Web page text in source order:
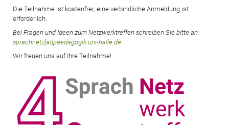
Die Teilnahme ist kostenfrei; eine verbindliche Anmeldung ist
erforderlich.
Bei Fragen und Ideen zum Netzwerktreffen schreiben Sie bitte an:
sprachnetz[at]paedagogik.uni-halle.de
Wir freuen uns auf Ihre Teilnahme!